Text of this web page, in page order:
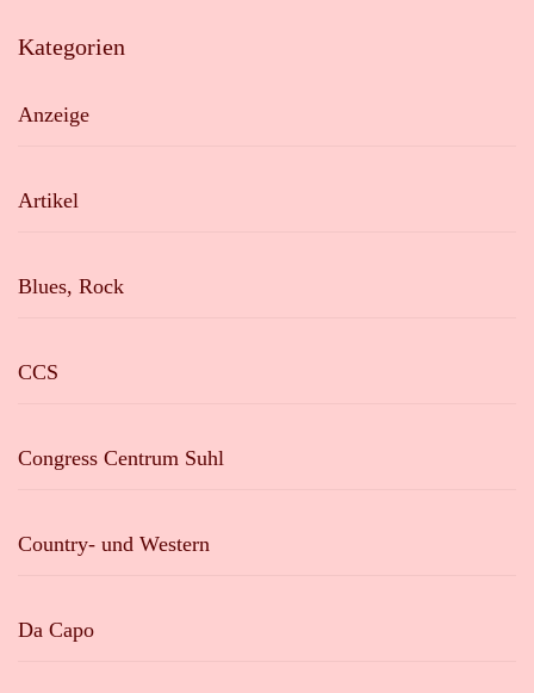
Kategorien
Anzeige
Artikel
Blues, Rock
CCS
Congress Centrum Suhl
Country- und Western
Da Capo